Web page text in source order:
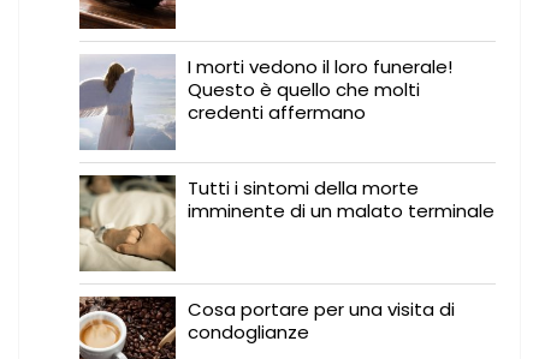
I morti vedono il loro funerale!
Questo è quello che molti
credenti affermano
Tutti i sintomi della morte
imminente di un malato terminale
Cosa portare per una visita di
condoglianze